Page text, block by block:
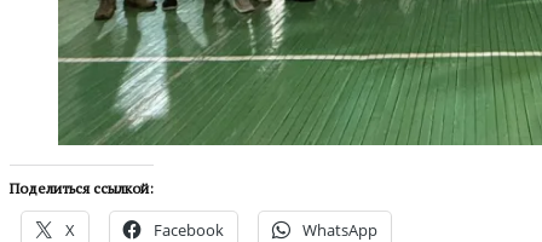
Поделиться ссылкой:
X Facebook WhatsApp